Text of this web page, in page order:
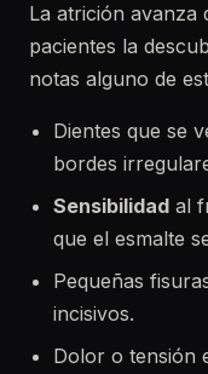
La atrición avanza
pacientes la
notas alguno de
Dientes que se
bordes
Sensibilidad al
que el esmalte
Pequeñas
incisivos.
Dolor o tensión